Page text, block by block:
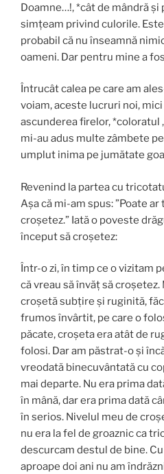
Doamne…!, *cât de mândră și
simțeam privind culorile.
probabil că nu înseamnă
oameni. Dar pentru mine a
Întrucât calea pe care am
voiam, aceste lucruri noi,
ascunderea firelor,
mi-au adus multe zâmbete
umplut inima pe jumătate
Revenind la partea cu
Așa că mi-am spus: ”Poate
croșetez.” Iată o poveste
început să croșetez:
Într-o zi, în timp ce o vizitam
că vreau să învăț să
croșetă subțire și ruginită,
frumos învârtit, pe care o
păcate, croșeta era atât de
folosi. Dar am păstrat-o și
vreodată binecuvântată cu
mai departe. Nu era prima
în mână, dar era prima dată
în serios. Nivelul meu de
nu era la fel de groaznic ca
descurcam destul de bine.
aproape doi ani nu am